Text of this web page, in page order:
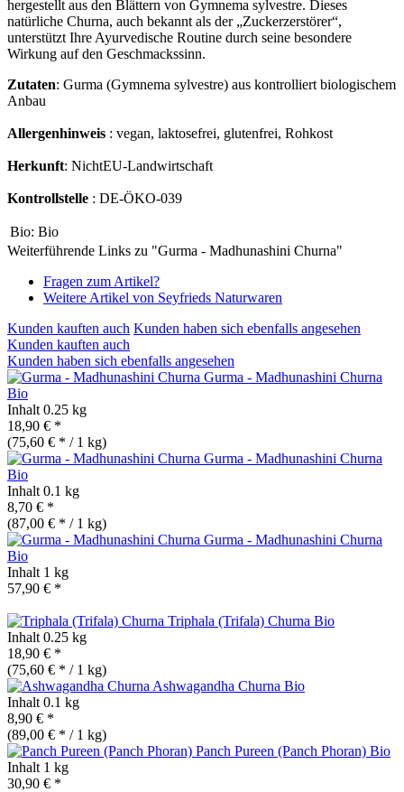
hergestellt aus den Blättern von Gymnema sylvestre. Dieses
natürliche Churna, auch bekannt als der „Zuckerzerstörer“,
unterstützt Ihre Ayurvedische Routine durch seine besondere
Wirkung auf den Geschmackssinn.
Zutaten: Gurma (Gymnema sylvestre) aus kontrolliert biologischem
Anbau
Allergenhinweis : vegan, laktosefrei, glutenfrei, Rohkost
Herkunft: NichtEU-Landwirtschaft
Kontrollstelle : DE-ÖKO-039
Bio: Bio
Weiterführende Links zu "Gurma - Madhunashini Churna"
Fragen zum Artikel?
Weitere Artikel von Seyfrieds Naturwaren
Kunden kauften auch Kunden haben sich ebenfalls angesehen
Kunden kauften auch
Kunden haben sich ebenfalls angesehen
Gurma - Madhunashini Churna
Bio
Inhalt 0.25 kg
18,90 € *
(75,60 € * / 1 kg)
Gurma - Madhunashini Churna
Bio
Inhalt 0.1 kg
8,70 € *
(87,00 € * / 1 kg)
Gurma - Madhunashini Churna
Bio
Inhalt 1 kg
57,90 € *
Triphala (Trifala) Churna Bio
Inhalt 0.25 kg
18,90 € *
(75,60 € * / 1 kg)
Ashwagandha Churna Bio
Inhalt 0.1 kg
8,90 € *
(89,00 € * / 1 kg)
Panch Pureen (Panch Phoran) Bio
Inhalt 1 kg
30,90 € *